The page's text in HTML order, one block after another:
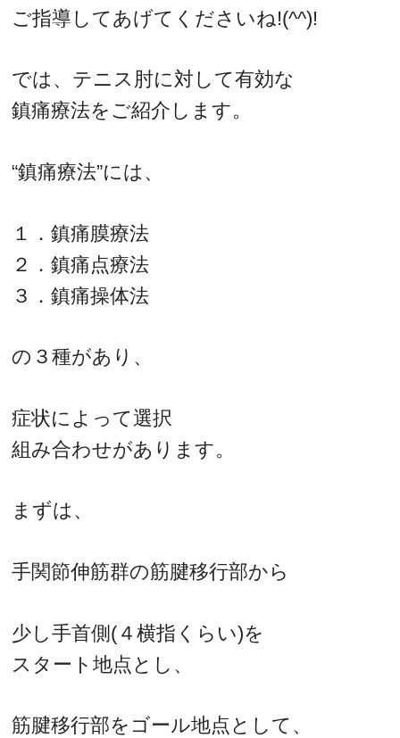
ご指導してあげてくださいね!(^^)!
では、テニス肘に対して有効な
鎮痛療法をご紹介します。
“鎮痛療法”には、
１．鎮痛膜療法
２．鎮痛点療法
３．鎮痛操体法
の３種があり、
症状によって選択
組み合わせがあります。
まずは、
手関節伸筋群の筋腱移行部から
少し手首側(４横指くらい)を
スタート地点とし、
筋腱移行部をゴール地点として、